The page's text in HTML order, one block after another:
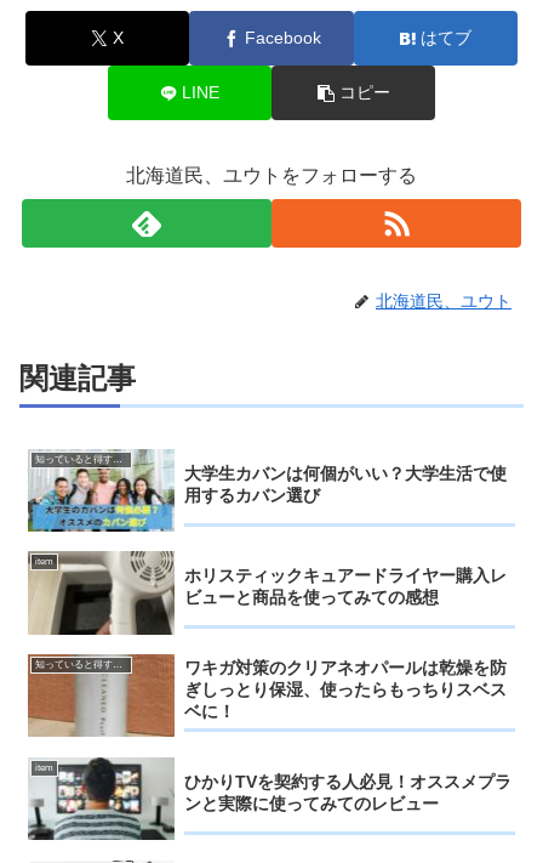
X Facebook はてブ
LINE コピー
北海道民、ユウトをフォローする
北海道民、ユウト
関連記事
知っていると得するお得情報
大学生カバンは何個がいい？大学生活で使
用するカバン選び
item
ホリスティックキュアードライヤー購入レ
ビューと商品を使ってみての感想
知っていると得するお得情報
ワキガ対策のクリアネオパールは乾燥を防
ぎしっとり保湿、使ったらもっちりスベス
ベに！
item
ひかりTVを契約する人必見！オススメプラ
ンと実際に使ってみてのレビュー